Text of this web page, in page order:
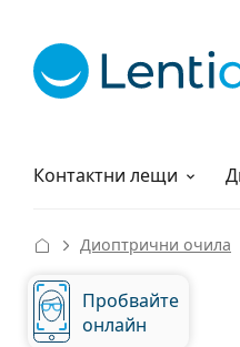
Контактни лещи
Разтвори
Как да поръчам?
Диоптрични очила
Пробвайте
онлайн